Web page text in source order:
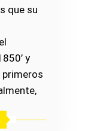
que su
y
primeros